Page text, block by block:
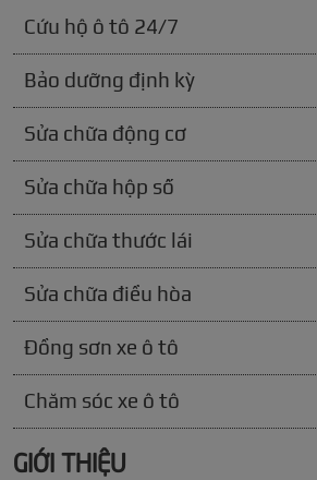
Cứu hộ ô tô 24/7
Bảo dưỡng định kỳ
Sửa chữa động cơ
Sửa chữa hộp số
Sửa chữa thước lái
Sửa chữa điều hòa
Đồng sơn xe ô tô
Chăm sóc xe ô tô
GIỚI THIỆU